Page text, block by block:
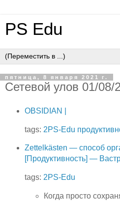
PS Edu
пятница, 8 января 2021 г.
Сетевой улов 01/08/
OBSIDIAN |
tags: 2PS-Edu
Zettelkästen — способ
[Продуктивность] —
tags: 2PS-Edu
Когда просто